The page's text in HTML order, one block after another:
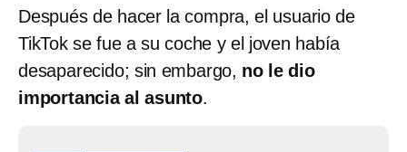
Después de hacer la compra, el usuario de
TikTok se fue a su coche y el joven había
desaparecido; sin embargo, no le dio
importancia al asunto.